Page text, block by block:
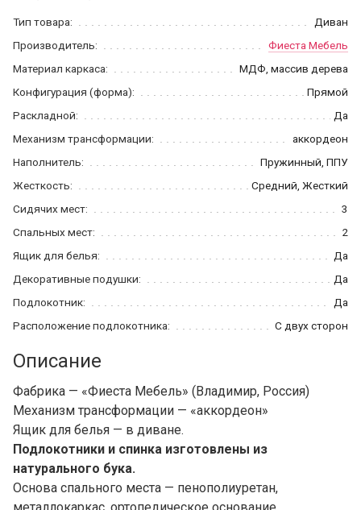
Тип товара:
Диван
Производитель:
Фиеста Мебель
Материал каркаса:
МДФ, массив дерева
Конфигурация (форма):
Прямой
Раскладной:
Да
Механизм трансформации:
аккордеон
Наполнитель:
Пружинный, ППУ
Жесткость:
Средний, Жесткий
Сидячих мест:
3
Спальных мест:
2
Ящик для белья:
Да
Декоративные подушки:
Да
Подлокотник:
Да
Расположение подлокотника:
С двух сторон
Описание
Фабрика — «Фиеста Мебель» (Владимир, Россия)
Механизм трансформации — «аккордеон»
Ящик для белья — в диване.
Подлокотники и спинка изготовлены из
натурального бука.
Основа спального места — пенополиуретан,